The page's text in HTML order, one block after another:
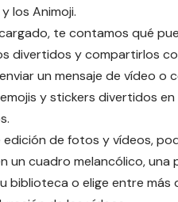
los Animoji.
te contamos qué
divertidos y compartirlos
un mensaje de vídeo
y stickers divertidos
de fotos y vídeos,
un cuadro melancólico, una
biblioteca o elige entre